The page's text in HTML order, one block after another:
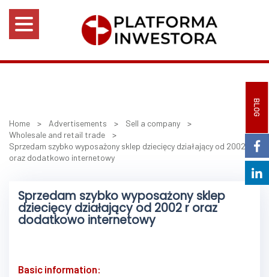
BLOG
Home > Advertisements > Sell a company >
Wholesale and retail trade >
Sprzedam szybko wyposażony sklep dziecięcy działający od 2002 r
oraz dodatkowo internetowy
Sprzedam szybko wyposażony sklep
dziecięcy działający od 2002 r oraz
dodatkowo internetowy
Basic information: